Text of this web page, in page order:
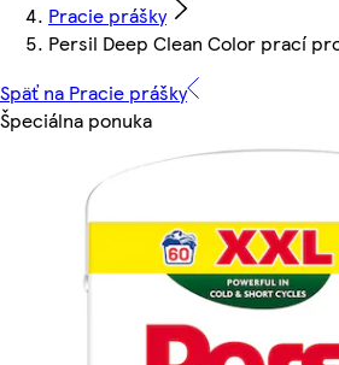
Pracie prášky
Persil Deep Clean Color prací
Späť na Pracie prášky
Špeciálna ponuka